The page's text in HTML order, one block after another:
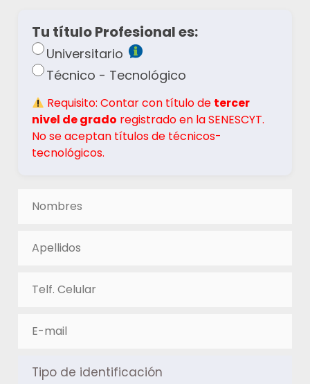
Tu título Profesional es:
Universitario
Técnico - Tecnológico
Requisito: Contar con título de tercer
nivel de grado registrado en la SENESCYT.
No se aceptan títulos de técnicos-
tecnológicos.